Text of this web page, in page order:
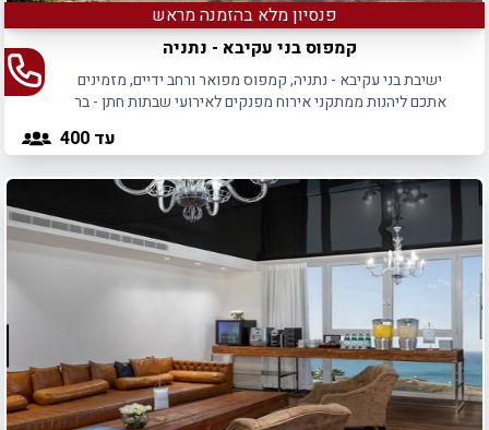
פנסיון מלא בהזמנה מראש
קמפוס בני עקיבא - נתניה
ישיבת בני עקיבא - נתניה, קמפוס מפואר ורחב ידיים, מזמינים
אתכם ליהנות ממתקני אירוח מפנקים לאירועי שבתות חתן - בר
עד 400